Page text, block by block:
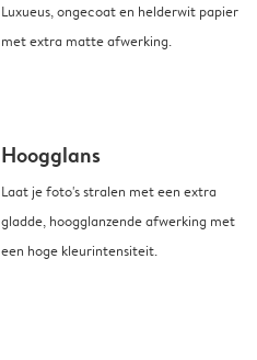
Luxueus, ongecoat en helderwit papier
met extra matte afwerking.
Hoogglans
Laat je foto's stralen met een extra
gladde, hoogglanzende afwerking met
een hoge kleurintensiteit.